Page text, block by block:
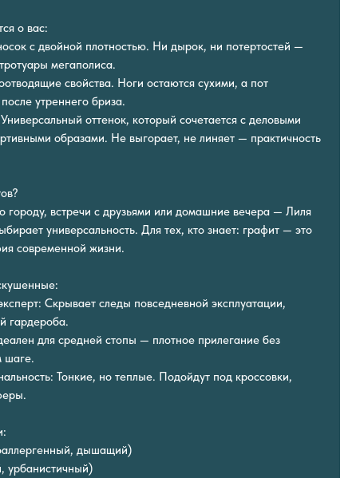
о вас:
с двойной плотностью. Ни дырок, ни потертостей —
мегаполиса.
свойства. Ноги остаются сухими, а пот
утреннего бриза.
оттенок, который сочетается с деловыми
образами. Не выгорает, не линяет — практичность
встречи с друзьями или домашние вечера — Лиля
универсальность. Для тех, кто знает: графит — это
современной жизни.
Скрывает следы повседневной эксплуатации,
гардероба.
для средней стопы — плотное прилегание без
шаге.
Тонкие, но теплые. Подойдут под кроссовки,
дышащий)
урбанистичный)